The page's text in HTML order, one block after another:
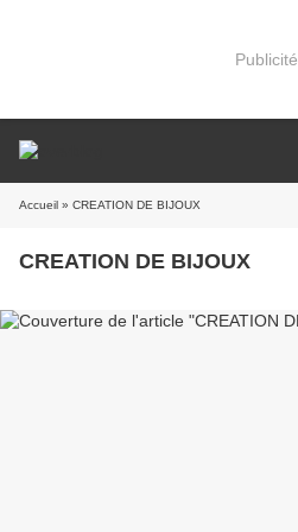
Publicité
Accueil » CREATION DE BIJOUX
CREATION DE BIJOUX